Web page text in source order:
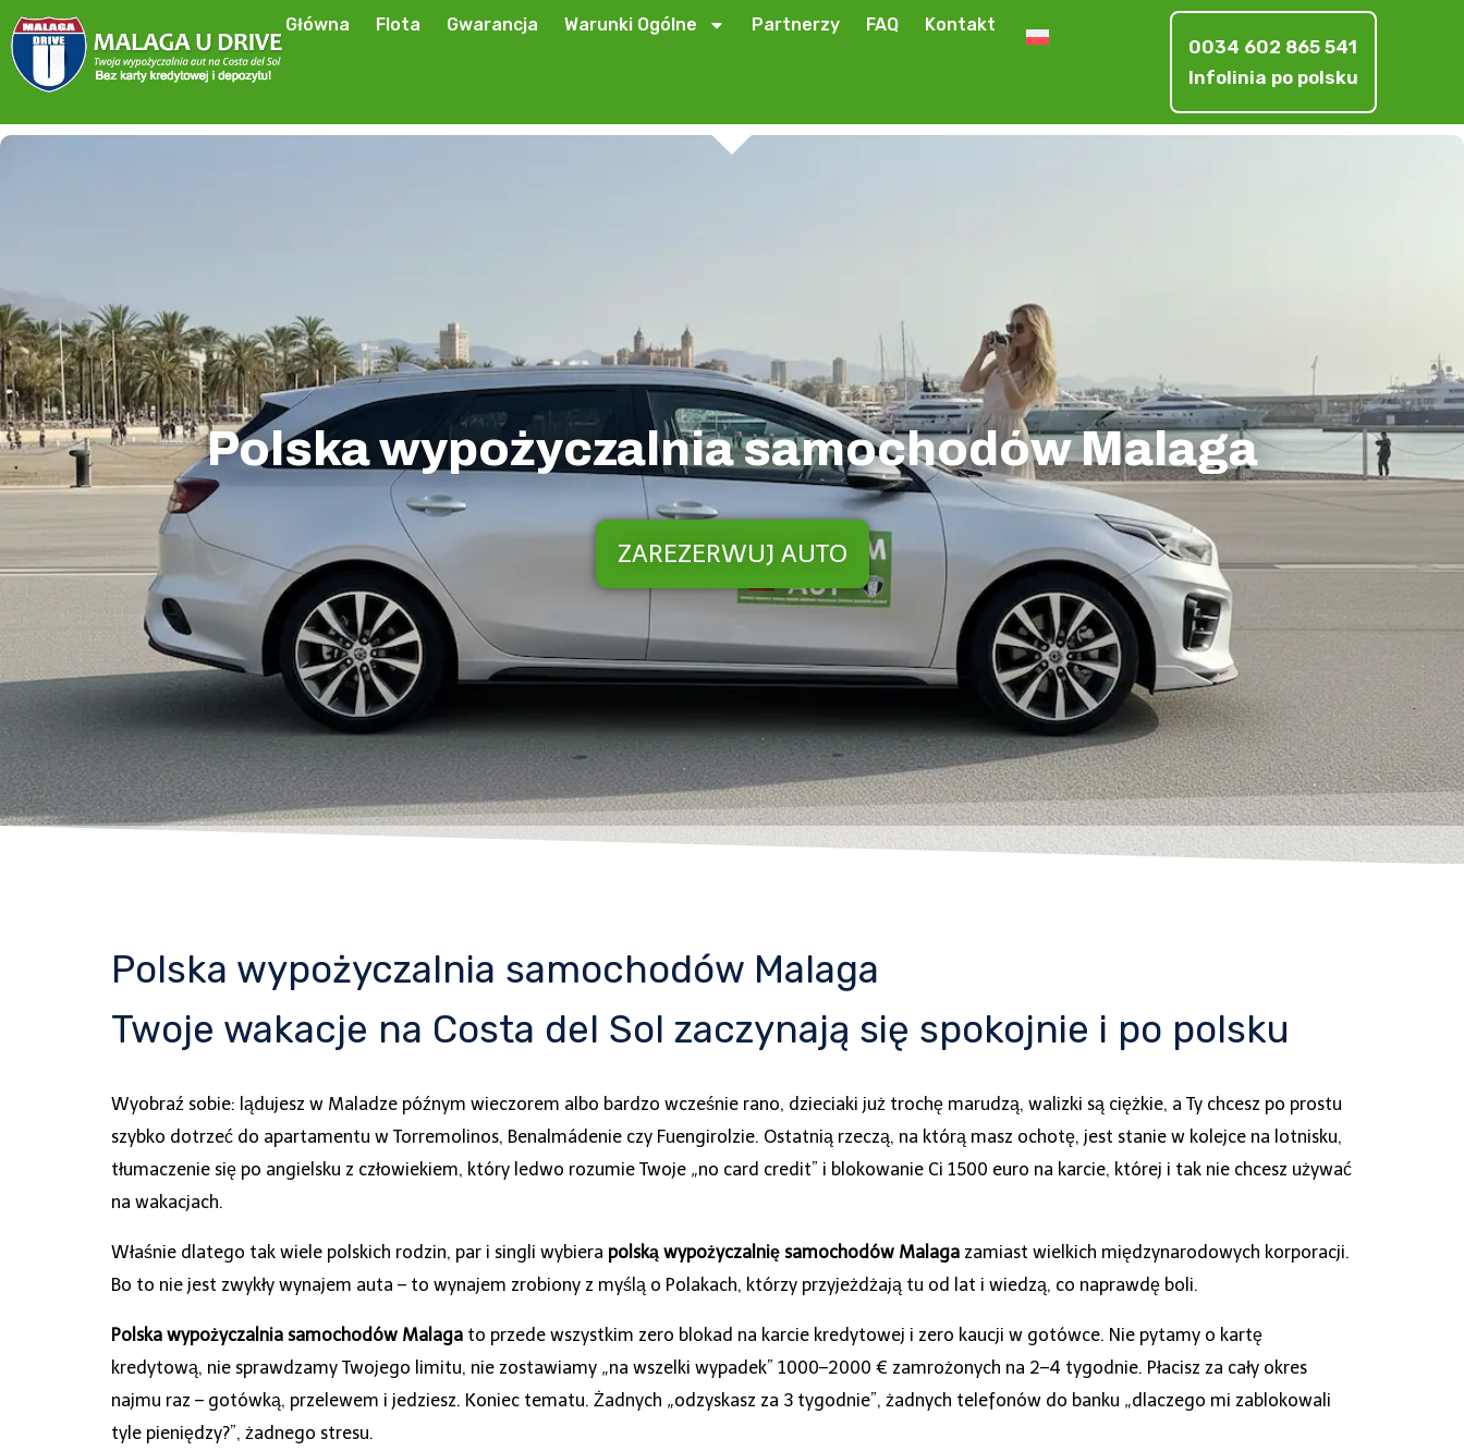
Główna Flota Gwarancja Warunki Ogólne Partnerzy FAQ Kontakt
0034 602 865 541
Infolinia po polsku
Polska wypożyczalnia samochodów Malaga
ZAREZERWUJ AUTO
Polska wypożyczalnia samochodów Malaga
Twoje wakacje na Costa del Sol zaczynają się spokojnie i po polsku
Wyobraź sobie: lądujesz w Maladze późnym wieczorem albo bardzo wcześnie rano, dzieciaki już trochę marudzą, walizki są ciężkie, a Ty chcesz po prostu
szybko dotrzeć do apartamentu w Torremolinos, Benalmádenie czy Fuengirolzie. Ostatnią rzeczą, na którą masz ochotę, jest stanie w kolejce na lotnisku,
tłumaczenie się po angielsku z człowiekiem, który ledwo rozumie Twoje „no card credit” i blokowanie Ci 1500 euro na karcie, której i tak nie chcesz używać
na wakacjach.
Właśnie dlatego tak wiele polskich rodzin, par i singli wybiera polską wypożyczalnię samochodów Malaga zamiast wielkich międzynarodowych korporacji.
Bo to nie jest zwykły wynajem auta – to wynajem zrobiony z myślą o Polakach, którzy przyjeżdżają tu od lat i wiedzą, co naprawdę boli.
Polska wypożyczalnia samochodów Malaga to przede wszystkim zero blokad na karcie kredytowej i zero kaucji w gotówce. Nie pytamy o kartę
kredytową, nie sprawdzamy Twojego limitu, nie zostawiamy „na wszelki wypadek” 1000–2000 € zamrożonych na 2–4 tygodnie. Płacisz za cały okres
najmu raz – gotówką, przelewem i jedziesz. Koniec tematu. Żadnych „odzyskasz za 3 tygodnie”, żadnych telefonów do banku „dlaczego mi zablokowali
tyle pieniędzy?”, żadnego stresu.